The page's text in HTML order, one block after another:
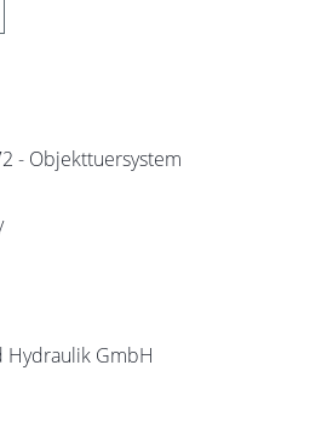
- Objekttuersystem
GmbH